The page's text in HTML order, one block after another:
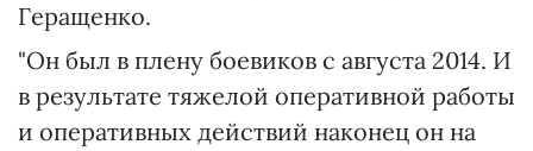
Геращенко.
"Он был в плену боевиков с августа 2014. И
в результате тяжелой оперативной работы
и оперативных действий наконец он на